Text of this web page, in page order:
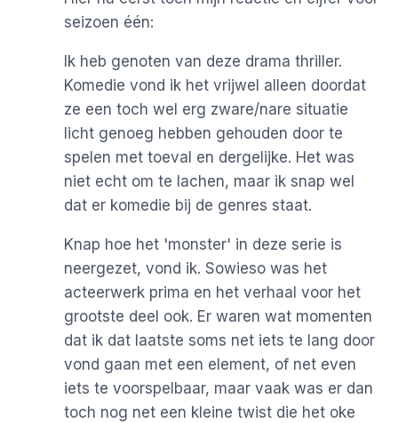
seizoen één:
Ik heb genoten van deze drama thriller.
Komedie vond ik het vrijwel alleen doordat
ze een toch wel erg zware/nare situatie
licht genoeg hebben gehouden door te
spelen met toeval en dergelijke. Het was
niet echt om te lachen, maar ik snap wel
dat er komedie bij de genres staat.
Knap hoe het 'monster' in deze serie is
neergezet, vond ik. Sowieso was het
acteerwerk prima en het verhaal voor het
grootste deel ook. Er waren wat momenten
dat ik dat laatste soms net iets te lang door
vond gaan met een element, of net even
iets te voorspelbaar, maar vaak was er dan
toch nog net een kleine twist die het oke